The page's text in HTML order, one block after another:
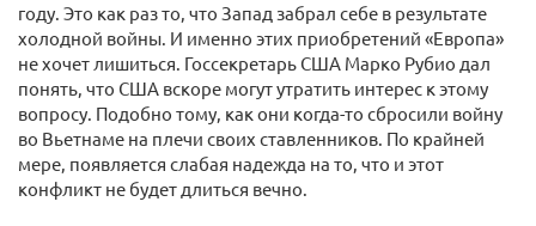
году. Это как раз то, что Запад забрал себе в результате
холодной войны. И именно этих приобретений «Европа»
не хочет лишиться. Госсекретарь США Марко Рубио дал
понять, что США вскоре могут утратить интерес к этому
вопросу. Подобно тому, как они когда-то сбросили войну
во Вьетнаме на плечи своих ставленников. По крайней
мере, появляется слабая надежда на то, что и этот
конфликт не будет длиться вечно.